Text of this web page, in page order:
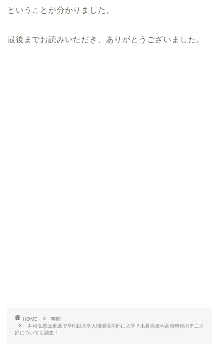
ということが分かりました。
最後までお読みいただき、ありがとうございました。
HOME
芸能
井桁弘恵は推薦で早稲田大学人間環境学部に入学？出身高校や高校時代のテニス
部についても調査！